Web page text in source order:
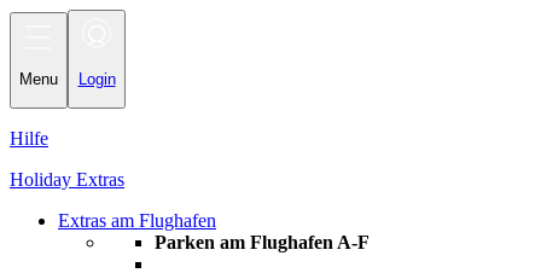
Menu Login
Hilfe
Holiday Extras
Extras am Flughafen
Parken am Flughafen A-F